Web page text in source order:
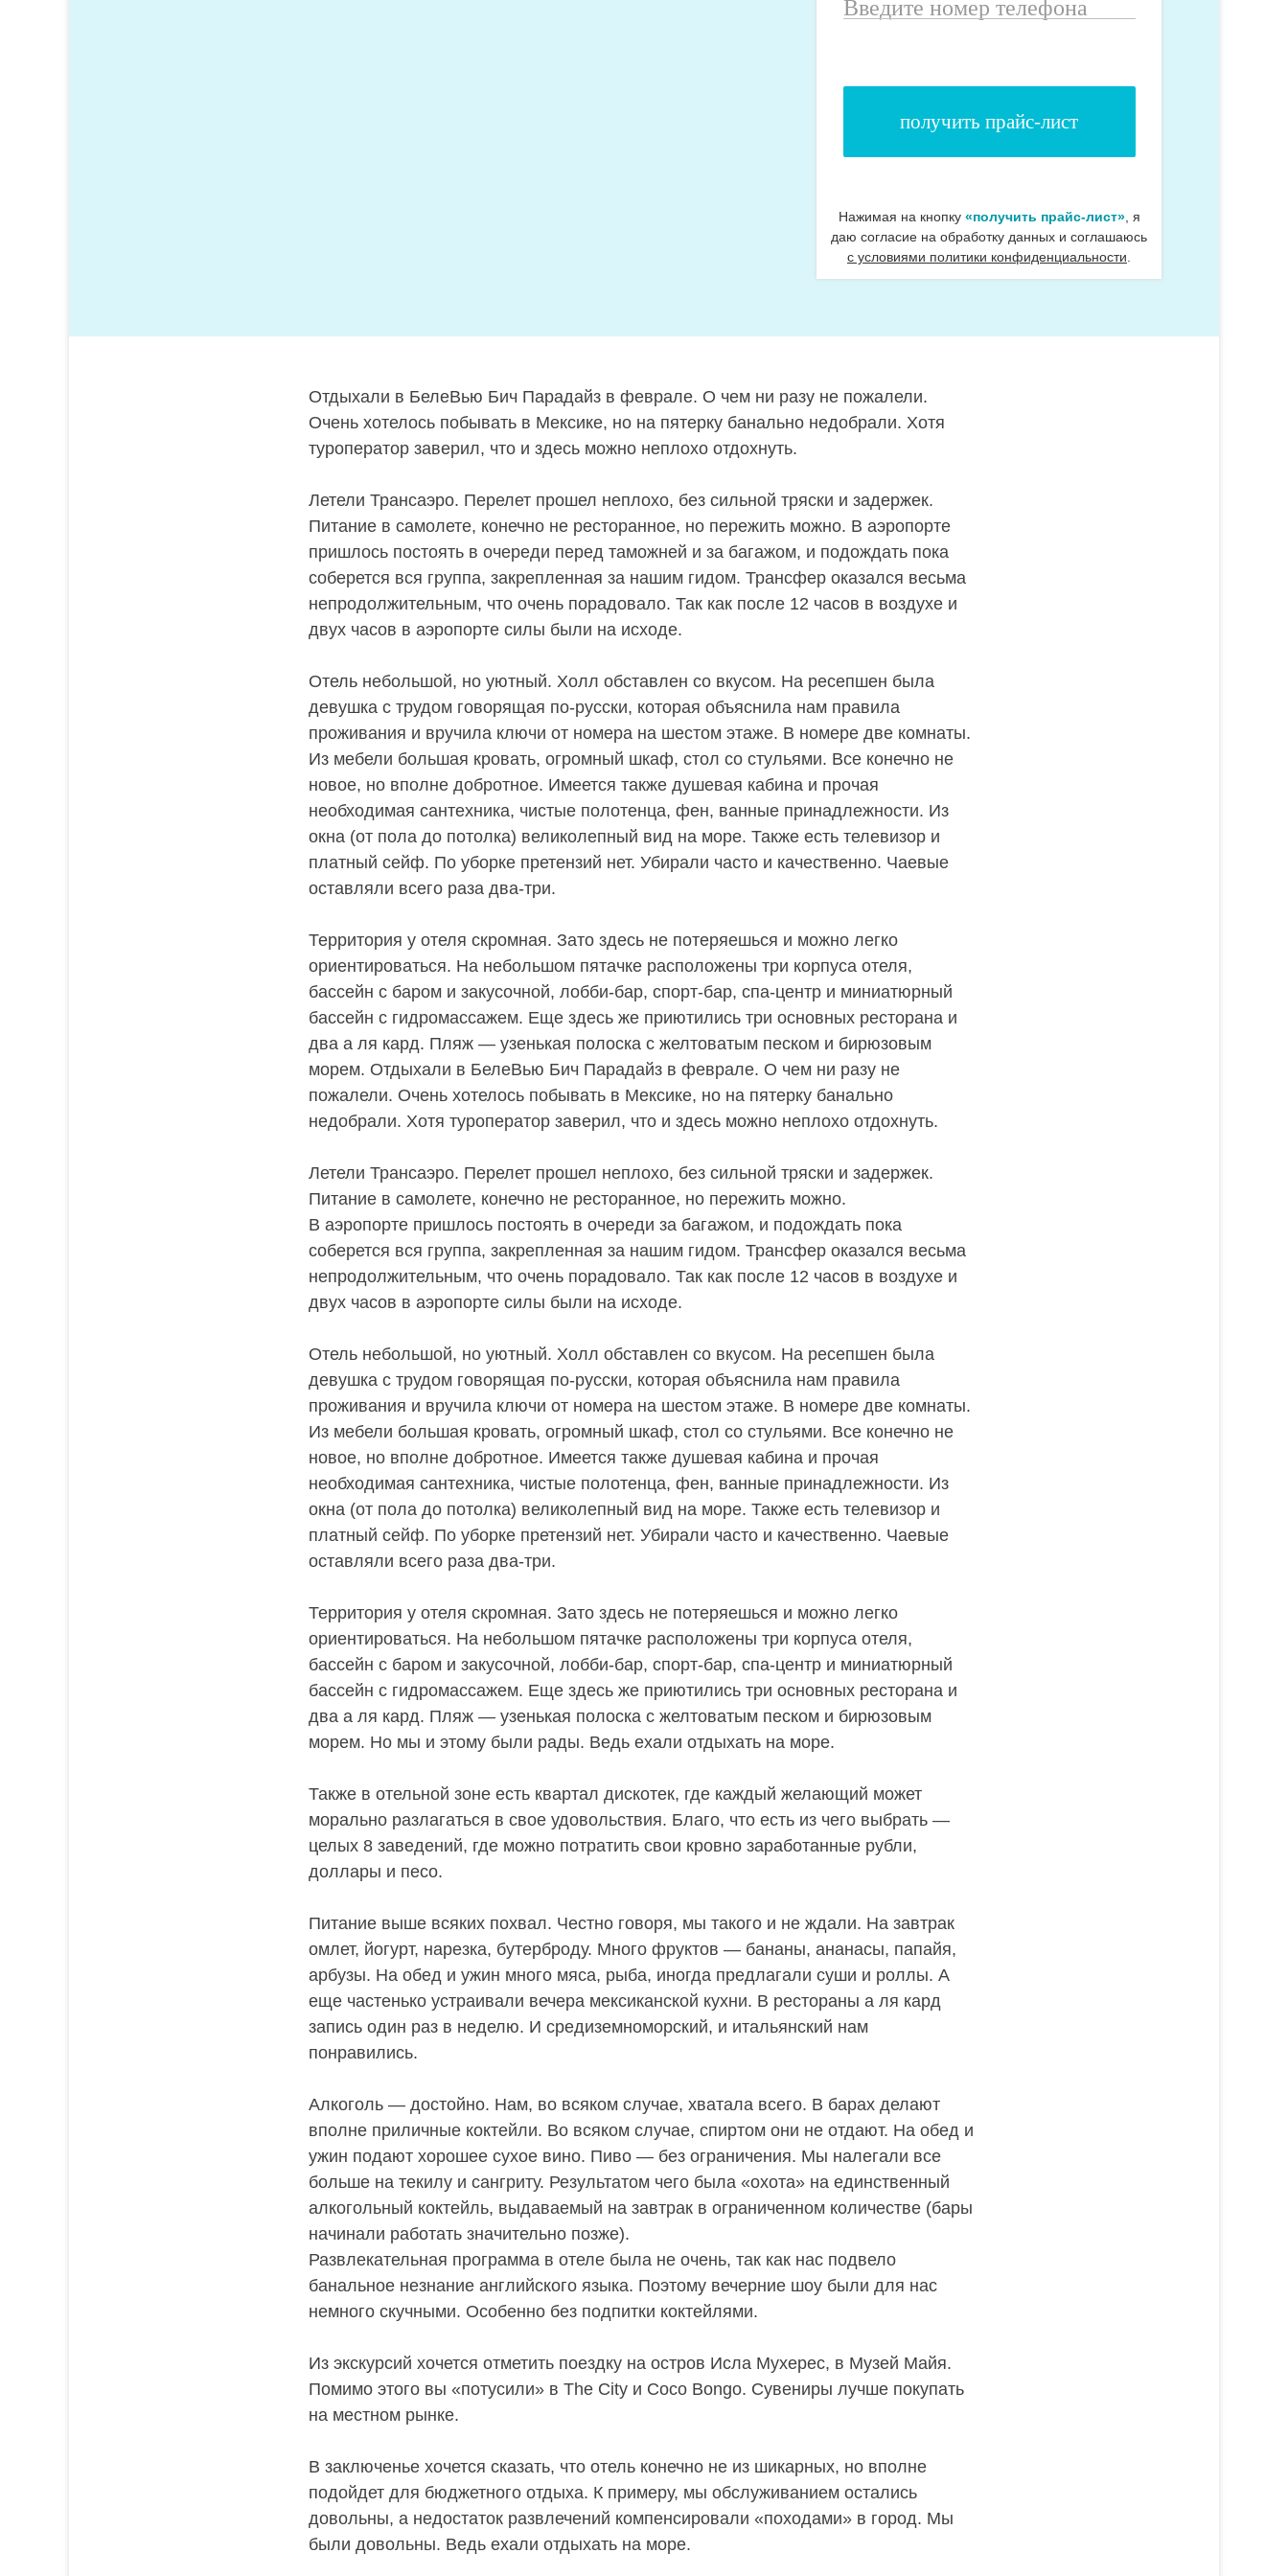
Нажимая на кнопку «получить прайс-лист», я
даю согласие на обработку данных и соглашаюсь
с условиями политики конфиденциальности
Отдыхали в БелеВью Бич Парадайз в феврале. О чем ни разу не пожалели.
Очень хотелось побывать в Мексике, но на пятерку банально недобрали. Хотя
туроператор заверил, что и здесь можно неплохо отдохнуть.
Летели Трансаэро. Перелет прошел неплохо, без сильной тряски и задержек.
Питание в самолете, конечно не ресторанное, но пережить можно. В аэропорте
пришлось постоять в очереди перед таможней и за багажом, и подождать пока
соберется вся группа, закрепленная за нашим гидом. Трансфер оказался весьма
непродолжительным, что очень порадовало. Так как после 12 часов в воздухе и
двух часов в аэропорте силы были на исходе.
Отель небольшой, но уютный. Холл обставлен со вкусом. На ресепшен была
девушка с трудом говорящая по-русски, которая объяснила нам правила
проживания и вручила ключи от номера на шестом этаже. В номере две комнаты.
Из мебели большая кровать, огромный шкаф, стол со стульями. Все конечно не
новое, но вполне добротное. Имеется также душевая кабина и прочая
необходимая сантехника, чистые полотенца, фен, ванные принадлежности. Из
окна (от пола до потолка) великолепный вид на море. Также есть телевизор и
платный сейф. По уборке претензий нет. Убирали часто и качественно. Чаевые
оставляли всего раза два-три.
Территория у отеля скромная. Зато здесь не потеряешься и можно легко
ориентироваться. На небольшом пятачке расположены три корпуса отеля,
бассейн с баром и закусочной, лобби-бар, спорт-бар, спа-центр и миниатюрный
бассейн с гидромассажем. Еще здесь же приютились три основных ресторана и
два а ля кард. Пляж — узенькая полоска с желтоватым песком и бирюзовым
морем. Отдыхали в БелеВью Бич Парадайз в феврале. О чем ни разу не
пожалели. Очень хотелось побывать в Мексике, но на пятерку банально
недобрали. Хотя туроператор заверил, что и здесь можно неплохо отдохнуть.
Летели Трансаэро. Перелет прошел неплохо, без сильной тряски и задержек.
Питание в самолете, конечно не ресторанное, но пережить можно.
В аэропорте пришлось постоять в очереди за багажом, и подождать пока
соберется вся группа, закрепленная за нашим гидом. Трансфер оказался весьма
непродолжительным, что очень порадовало. Так как после 12 часов в воздухе и
двух часов в аэропорте силы были на исходе.
Отель небольшой, но уютный. Холл обставлен со вкусом. На ресепшен была
девушка с трудом говорящая по-русски, которая объяснила нам правила
проживания и вручила ключи от номера на шестом этаже. В номере две комнаты.
Из мебели большая кровать, огромный шкаф, стол со стульями. Все конечно не
новое, но вполне добротное. Имеется также душевая кабина и прочая
необходимая сантехника, чистые полотенца, фен, ванные принадлежности. Из
окна (от пола до потолка) великолепный вид на море. Также есть телевизор и
платный сейф. По уборке претензий нет. Убирали часто и качественно. Чаевые
оставляли всего раза два-три.
Территория у отеля скромная. Зато здесь не потеряешься и можно легко
ориентироваться. На небольшом пятачке расположены три корпуса отеля,
бассейн с баром и закусочной, лобби-бар, спорт-бар, спа-центр и миниатюрный
бассейн с гидромассажем. Еще здесь же приютились три основных ресторана и
два а ля кард. Пляж — узенькая полоска с желтоватым песком и бирюзовым
морем. Но мы и этому были рады. Ведь ехали отдыхать на море.
Также в отельной зоне есть квартал дискотек, где каждый желающий может
морально разлагаться в свое удовольствия. Благо, что есть из чего выбрать —
целых 8 заведений, где можно потратить свои кровно заработанные рубли,
доллары и песо.
Питание выше всяких похвал. Честно говоря, мы такого и не ждали. На завтрак
омлет, йогурт, нарезка, бутерброду. Много фруктов — бананы, ананасы, папайя,
арбузы. На обед и ужин много мяса, рыба, иногда предлагали суши и роллы. А
еще частенько устраивали вечера мексиканской кухни. В рестораны а ля кард
запись один раз в неделю. И средиземноморский, и итальянский нам
понравились.
Алкоголь — достойно. Нам, во всяком случае, хватала всего. В барах делают
вполне приличные коктейли. Во всяком случае, спиртом они не отдают. На обед и
ужин подают хорошее сухое вино. Пиво — без ограничения. Мы налегали все
больше на текилу и сангриту. Результатом чего была «охота» на единственный
алкогольный коктейль, выдаваемый на завтрак в ограниченном количестве (бары
начинали работать значительно позже).
Развлекательная программа в отеле была не очень, так как нас подвело
банальное незнание английского языка. Поэтому вечерние шоу были для нас
немного скучными. Особенно без подпитки коктейлями.
Из экскурсий хочется отметить поездку на остров Исла Мухерес, в Музей Майя.
Помимо этого вы «потусили» в The City и Coco Bongo. Сувениры лучше покупать
на местном рынке.
В заключенье хочется сказать, что отель конечно не из шикарных, но вполне
подойдет для бюджетного отдыха. К примеру, мы обслуживанием остались
довольны, а недостаток развлечений компенсировали «походами» в город. Мы
были довольны. Ведь ехали отдыхать на море.